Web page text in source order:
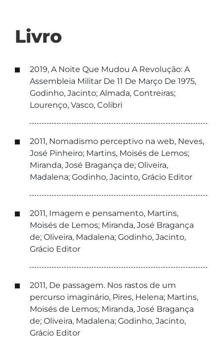
Livro
2019, A Noite Que Mudou A Revolução: A
Assembleia Militar De 11 De Março De 1975,
Godinho, Jacinto; Almada, Contreiras;
Lourenço, Vasco, Colibri
2011, Nomadismo perceptivo na web, Neves,
José Pinheiro; Martins, Moisés de Lemos;
Miranda, José Bragança de; Oliveira,
Madalena; Godinho, Jacinto, Grácio Editor
2011, Imagem e pensamento, Martins,
Moisés de Lemos; Miranda, José Bragança
de; Oliveira, Madalena; Godinho, Jacinto,
Grácio Editor
2011, De passagem. Nos rastos de um
percurso imaginário, Pires, Helena; Martins,
Moisés de Lemos; Miranda, José Bragança
de; Oliveira, Madalena; Godinho, Jacinto,
Grácio Editor